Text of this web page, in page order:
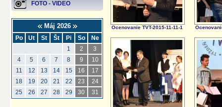
FOTO - VIDEO
Máj 2026
Po Ut St Št Pi So
Ne
1
2
3
4
5 6 7 8 9
10
11
12 13 14 15 16
17
18
19 20 21 22 23
24
25
26 27 28 29 30 31
Ocenovanie TVT-2015-11-11-1